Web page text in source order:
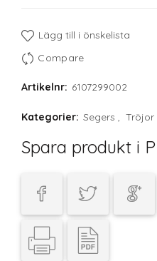
Lägg till i önskelista
Compare
Artikelnr: 6107299002
Kategorier: Segers , Tröjor
Spara produkt i